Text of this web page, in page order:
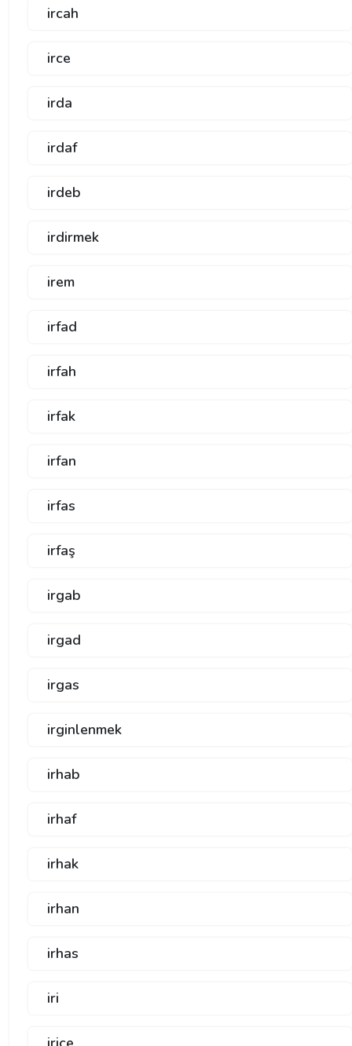
ircah
irce
irda
irdaf
irdeb
irdirmek
irem
irfad
irfah
irfak
irfan
irfas
irfaş
irgab
irgad
irgas
irginlenmek
irhab
irhaf
irhak
irhan
irhas
iri